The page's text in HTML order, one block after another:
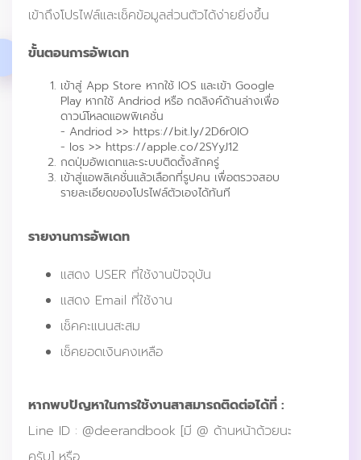
เข้าถึงโปรไฟล์และเช็คข้อมูลส่วนตัวได้ง่ายยิ่งขึ้น
ขั้นตอนการอัพเดท
เข้าสู่ App Store หากใช้ IOS และเข้า Google
Play หากใช้ Andriod หรือ กดลิงค์ด้านล่างเพื่อ
ดาวน์โหลดแอพพิเคชั่น
- Andriod >> https://bit.ly/2D6r0IO
- Ios >> https://apple.co/2SYyJ12
กดปุ่มอัพเดทและระบบติดตั้งสักครู่
เข้าสู่แอพลิเคชั่นแล้วเลือกที่รูปคน เพื่อตรวจสอบ
รายละเอียดของโปรไฟล์ตัวเองได้ทันที
รายงานการอัพเดท
แสดง USER ที่ใช้งานปัจจุบัน
แสดง Email ที่ใช้งาน
เช็คคะแนนสะสม
เช็คยอดเงินคงเหลือ
หากพบปัญหาในการใช้งานสาสมารถติดต่อได้ที่ :
Line ID : @deerandbook [มี @ ด้านหน้าด้วยนะ